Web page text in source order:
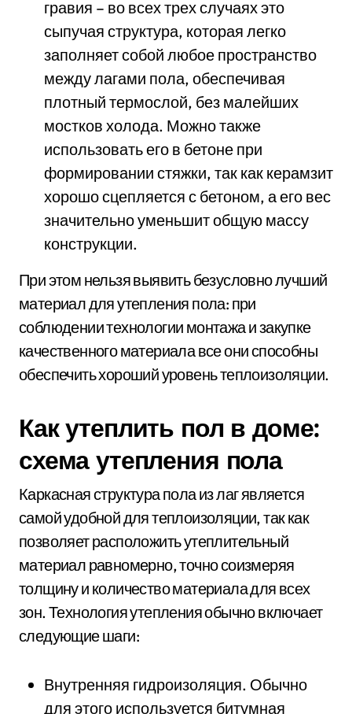
гравия – во всех трех случаях это
сыпучая структура, которая легко
заполняет собой любое пространство
между лагами пола, обеспечивая
плотный термослой, без малейших
мостков холода. Можно также
использовать его в бетоне при
формировании стяжки, так как керамзит
хорошо сцепляется с бетоном, а его вес
значительно уменьшит общую массу
конструкции.
При этом нельзя выявить безусловно лучший
материал для утепления пола: при
соблюдении технологии монтажа и закупке
качественного материала все они способны
обеспечить хороший уровень теплоизоляции.
Как утеплить пол в доме:
схема утепления пола
Каркасная структура пола из лаг является
самой удобной для теплоизоляции, так как
позволяет расположить утеплительный
материал равномерно, точно соизмеряя
толщину и количество материала для всех
зон. Технология утепления обычно включает
следующие шаги:
Внутренняя гидроизоляция. Обычно
для этого используется битумная